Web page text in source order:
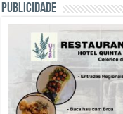
PUBLICIDADE